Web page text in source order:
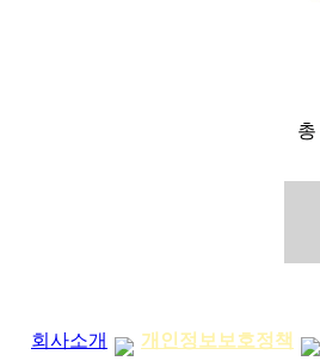
총
회사소개 개인정보보호정책